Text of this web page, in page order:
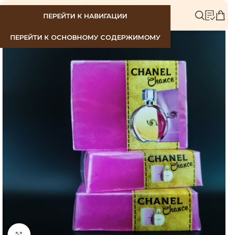
ПЕРЕЙТИ К НАВИГАЦИИ
ПЕРЕЙТИ К ОСНОВНОМУ СОДЕРЖИМОМУ